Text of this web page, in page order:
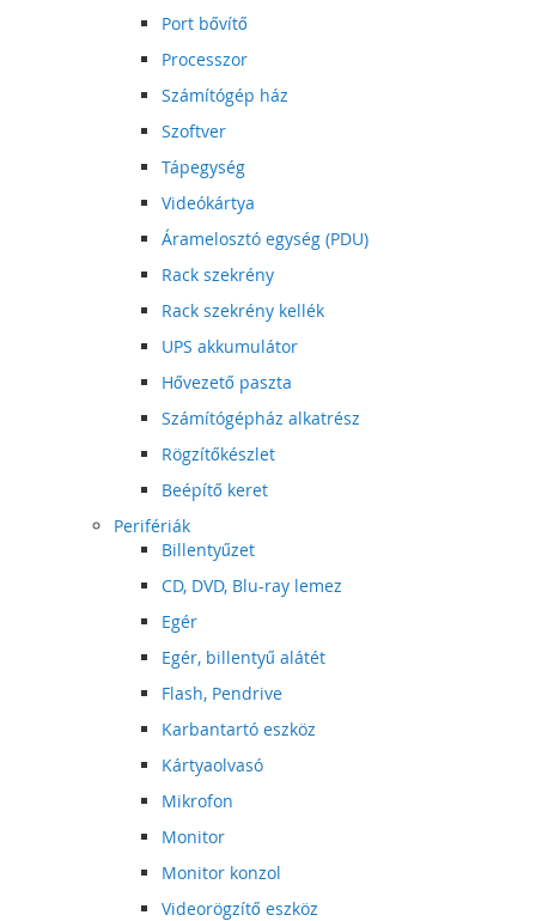
Port bővítő
Processzor
Számítógép ház
Szoftver
Tápegység
Videókártya
Áramelosztó egység (PDU)
Rack szekrény
Rack szekrény kellék
UPS akkumulátor
Hővezető paszta
Számítógépház alkatrész
Rögzítőkészlet
Beépítő keret
Perifériák
Billentyűzet
CD, DVD, Blu-ray lemez
Egér
Egér, billentyű alátét
Flash, Pendrive
Karbantartó eszköz
Kártyaolvasó
Mikrofon
Monitor
Monitor konzol
Videorögzítő eszköz